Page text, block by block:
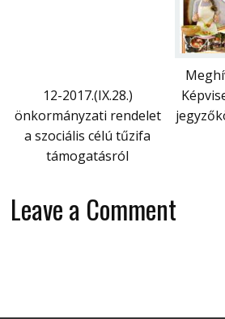
12-2017.(IX.28.)
önkormányzati rendelet
a szociális célú tűzifa
támogatásról
Leave a Comment